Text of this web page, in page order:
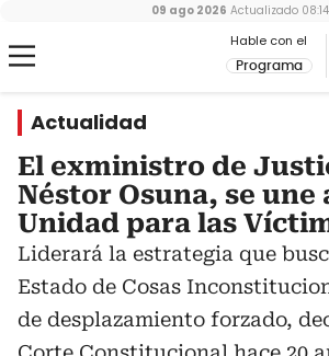
Hable con el
Programa
09 ago 2026 Actualizado 08:14
Actualidad
El exministro de
Néstor Osuna, se une
Unidad para las
Liderará la estrategia que
Estado de Cosas
de desplazamiento forzado,